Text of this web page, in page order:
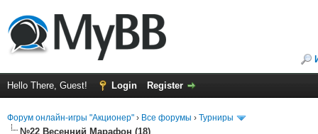
Hello There, Guest! Login Register
Форум онлайн-игры "Акционер" › Все форумы › Турниры
№22 Весенний Марафон (18)